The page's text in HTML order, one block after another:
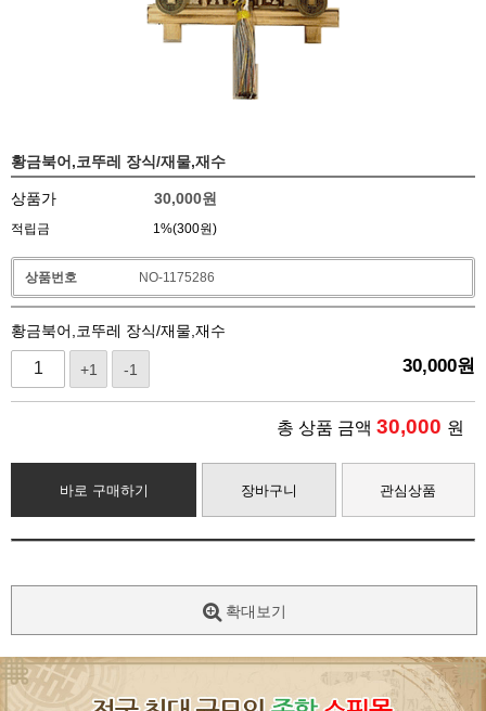
황금북어,코뚜레 장식/재물,재수
상품가 30,000원
적립금 1%(300원)
상품번호 NO-1175286
황금북어,코뚜레 장식/재물,재수
+1 -1 30,000원
총 상품 금액 30,000 원
바로 구매하기 장바구니 관심상품
확대보기